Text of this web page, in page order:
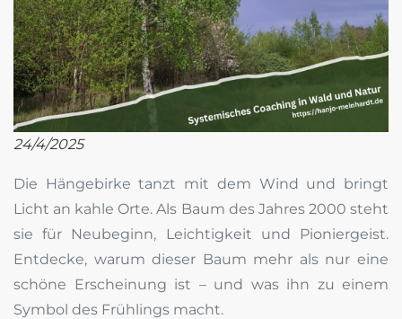
24/4/2025
Die Hängebirke tanzt mit dem Wind und bringt
Licht an kahle Orte. Als Baum des Jahres 2000 steht
sie für Neubeginn, Leichtigkeit und Pioniergeist.
Entdecke, warum dieser Baum mehr als nur eine
schöne Erscheinung ist – und was ihn zu einem
Symbol des Frühlings macht.